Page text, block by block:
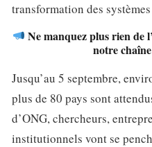
transformation des
Ne manquez plus rien de
notre chaîne
Jusqu’au 5 septembre,
plus de 80 pays sont
d’ONG, chercheurs,
institutionnels vont se